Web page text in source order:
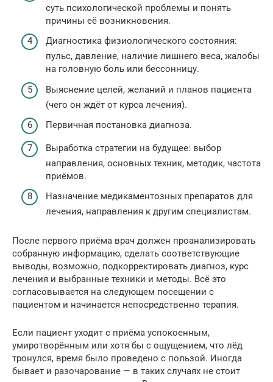
суть психологической проблемы и понять
причины её возникновения.
Диагностика физиологического состояния:
пульс, давление, наличие лишнего веса, жалобы
на головную боль или бессонницу.
Выяснение целей, желаний и планов пациента
(чего он ждёт от курса лечения).
Первичная постановка диагноза.
Выработка стратегии на будущее: выбор
направления, основных техник, методик, частота
приёмов.
Назначение медикаментозных препаратов для
лечения, направления к другим специалистам.
После первого приёма врач должен проанализировать
собранную информацию, сделать соответствующие
выводы, возможно, подкорректировать диагноз, курс
лечения и выбранные техники и методы. Всё это
согласовывается на следующем посещении с
пациентом и начинается непосредственно терапия.
Если пациент уходит с приёма успокоенным,
умиротворённым или хотя бы с ощущением, что лёд
тронулся, время было проведено с пользой. Иногда
бывает и разочарование — в таких случаях не стоит